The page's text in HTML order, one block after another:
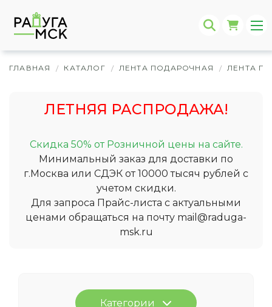
ГЛАВНАЯ / КАТАЛОГ / ЛЕНТА ПОДАРОЧНАЯ / ЛЕНТА
ЛЕТНЯЯ РАСПРОДАЖА!
Скидка 50% от Розничной цены на сайте.
Минимальный заказ для доставки по
г.Москва или СДЭК от 10000 тысяч рублей с
учетом скидки.
Для запроса Прайс-листа с актуальными
ценами обращаться на почту mail@raduga-
msk.ru
Категории